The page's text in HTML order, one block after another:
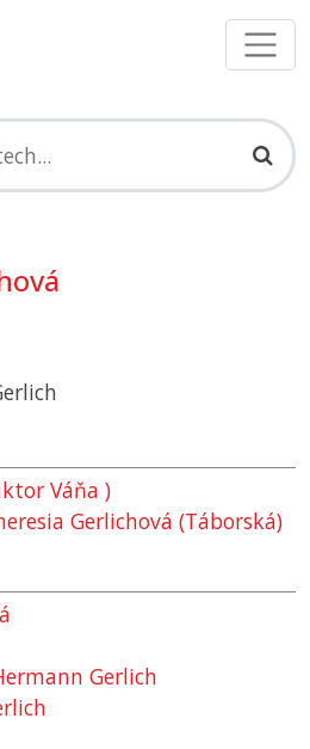
Váňa )
Gerlichová (Táborská)
Gerlich